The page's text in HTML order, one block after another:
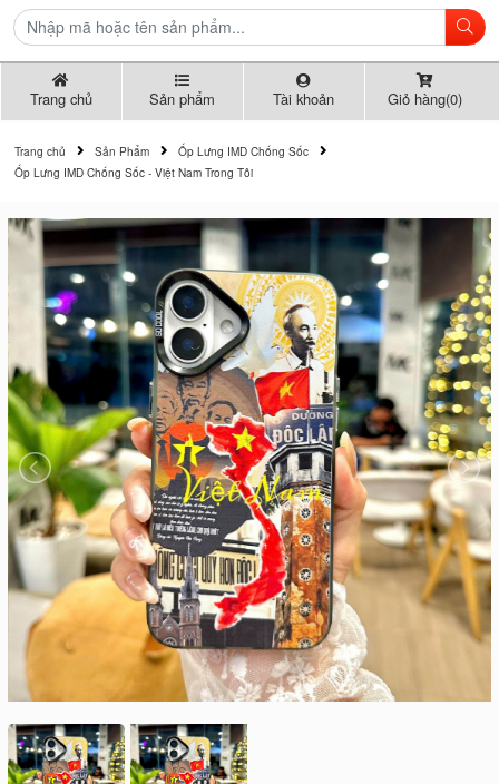
Trang chủ Sản phẩm Tài khoản Giỏ hàng(0)
Trang chủ Sản Phẩm
Ốp Lưng IMD Chống Sốc
Ốp Lưng IMD Chống Sốc - Việt Nam Trong Tôi